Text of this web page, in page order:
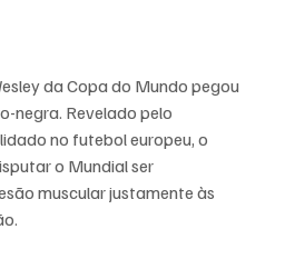
da Copa do Mundo pegou
negra. Revelado pelo
no futebol europeu, o
o Mundial ser
muscular justamente às